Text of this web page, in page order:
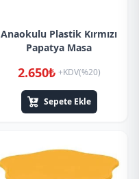
Anaokulu Plastik Kırmızı
Papatya Masa
2.650₺ +KDV(%20)
Sepete Ekle